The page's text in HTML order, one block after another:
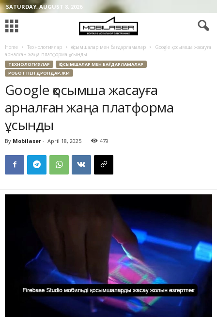
SATURDAY, AUGUST 8, 2026
Home Технологиялар Қосымшалар мен бағдарламалар
Google қосымша жасауға
арналған жаңа платформа ұсынды
ТЕХНОЛОГИЯЛАР
ҚОСЫМШАЛАР МЕН БАҒДАРЛАМАЛАР
РОБОТ ПЕН ДРОНДАР,ЖИ
Google қосымша жасауға
арналған жаңа платформа
ұсынды
By Mobilaser - April 18, 2025 479